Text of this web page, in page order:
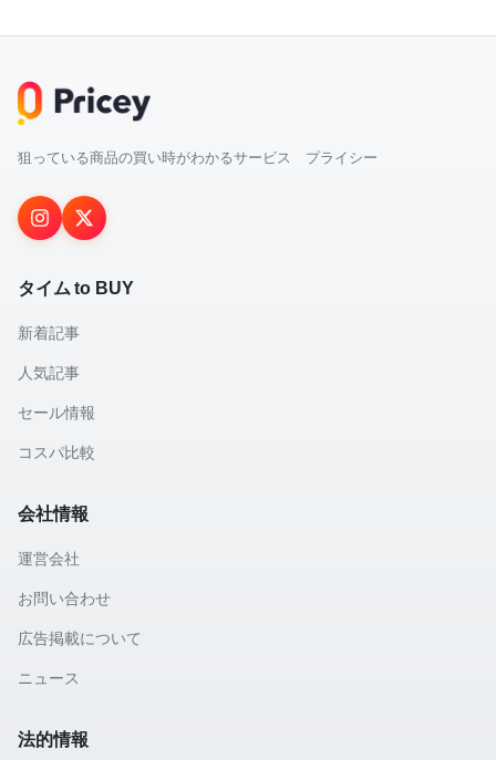
狙っている商品の買い時がわかるサービス プライシー
タイム to BUY
新着記事
人気記事
セール情報
コスパ比較
会社情報
運営会社
お問い合わせ
広告掲載について
ニュース
法的情報